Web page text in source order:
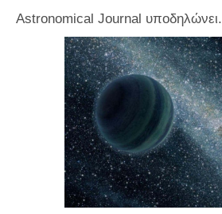
Astronomical Journal υποδηλώνει.